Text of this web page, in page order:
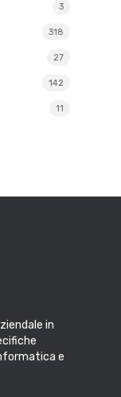
3
318
27
142
11
in
e